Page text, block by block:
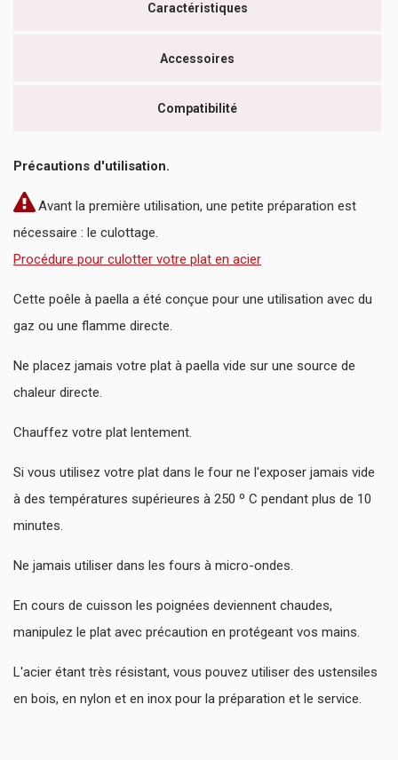
Caractéristiques
Accessoires
Compatibilité
Précautions d'utilisation.
Avant la première utilisation, une petite préparation est
nécessaire : le culottage.
Procédure pour culotter votre plat en acier
Cette poêle à paella a été conçue pour une utilisation avec du
gaz ou une flamme directe.
Ne placez jamais votre plat à paella vide sur une source de
chaleur directe.
Chauffez votre plat lentement.
Si vous utilisez votre plat dans le four ne l'exposer jamais vide
à des températures supérieures à 250 º C pendant plus de 10
minutes.
Ne jamais utiliser dans les fours à micro-ondes.
En cours de cuisson les poignées deviennent chaudes,
manipulez le plat avec précaution en protégeant vos mains.
L'acier étant très résistant, vous pouvez utiliser des ustensiles
en bois, en nylon et en inox pour la préparation et le service.